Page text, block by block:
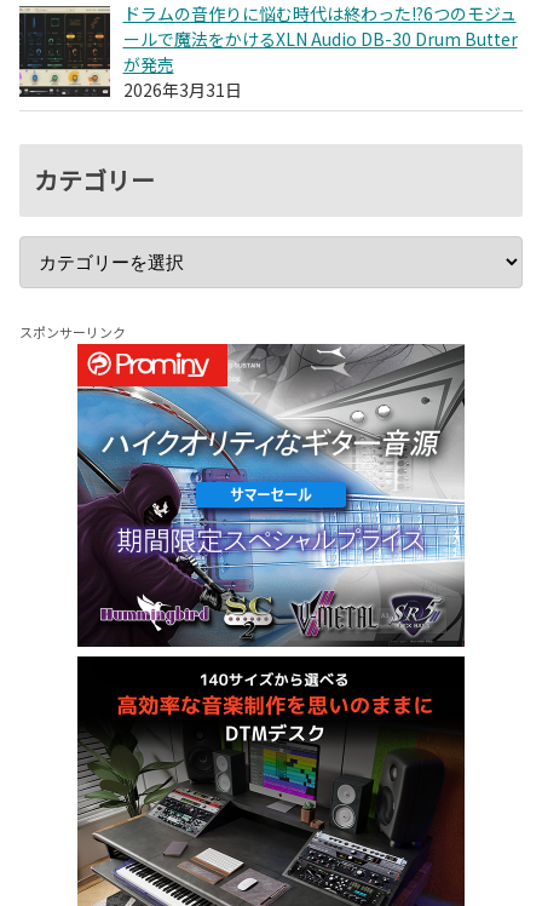
ドラムの音作りに悩む時代は終わった!?6つのモジュ
ールで魔法をかけるXLN Audio DB-30 Drum Butter
が発売
2026年3月31日
カテゴリー
スポンサーリンク